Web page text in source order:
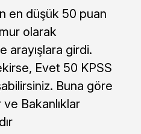
en düşük 50 puan
olarak
arayışlara girdi.
Evet 50 KPSS
Buna göre
Bakanlıklar